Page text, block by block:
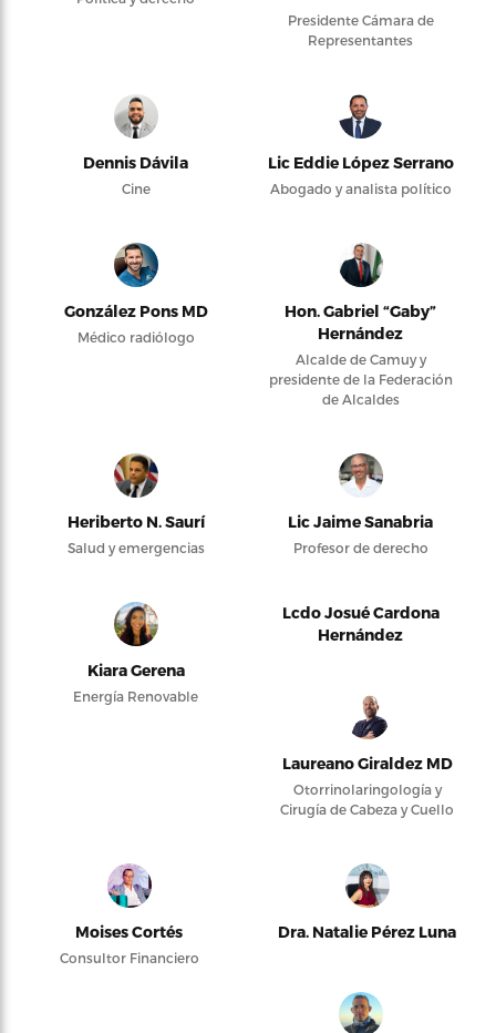
Presidente Cámara de
Representantes
Dennis Dávila
Cine
Lic Eddie López Serrano
Abogado y analista político
González Pons MD
Médico radiólogo
Hon. Gabriel “Gaby”
Hernández
Alcalde de Camuy y
presidente de la Federación
de Alcaldes
Heriberto N. Saurí
Salud y emergencias
Lic Jaime Sanabria
Profesor de derecho
Kiara Gerena
Energía Renovable
Lcdo Josué Cardona
Hernández
Laureano Giraldez MD
Otorrinolaringología y
Cirugía de Cabeza y Cuello
Moises Cortés
Consultor Financiero
Dra. Natalie Pérez Luna